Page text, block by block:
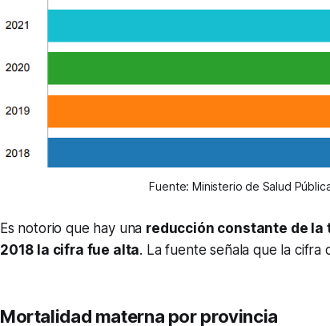
Fuente: Ministerio de Salud
Es notorio que hay una reducción constante de la
2018 la cifra fue alta. La fuente señala que la cifra
Mortalidad materna por provincia